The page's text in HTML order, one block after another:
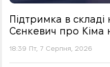
Підтримка в складі
Сєнкевич про Кіма
18:39 Пт, 7 Серпня, 2026